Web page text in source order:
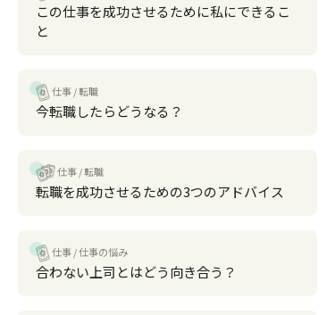
この仕事を成功させるために私にできるこ
と
仕事 転職
今転職したらどうなる？
仕事 転職
転職を成功させるための3つのアドバイス
仕事 仕事の悩み
合わない上司とはどう向き合う？